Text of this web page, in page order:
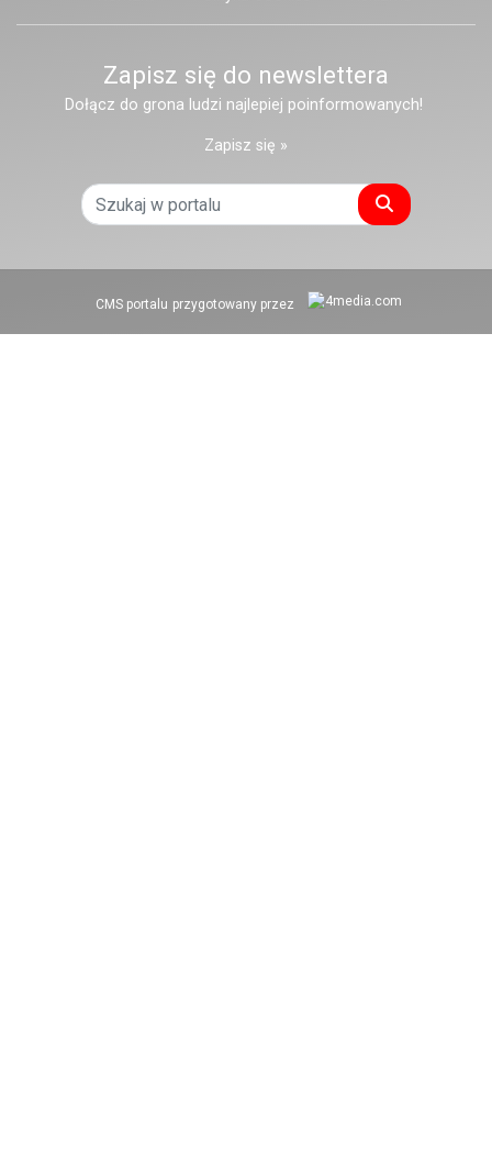
Zapisz się do newslettera
Dołącz do grona ludzi najlepiej poinformowanych!
Zapisz się »
Szukaj
CMS portalu przygotowany przez